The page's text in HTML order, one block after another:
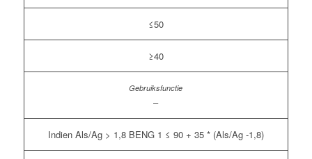
≤50
≥40
–
Indien Als/Ag > 1,8 BENG 1 ≤ 90 + 35 * (Als/Ag -1,8)